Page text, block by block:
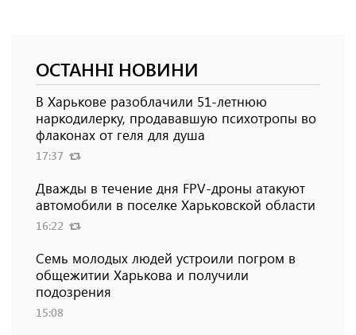
ОСТАННІ НОВИНИ
В Харькове разоблачили 51-летнюю
наркодилерку, продававшую психотропы во
флаконах от геля для душа
17:37
Дважды в течение дня FPV-дроны атакуют
автомобили в поселке Харьковской области
16:22
Семь молодых людей устроили погром в
общежитии Харькова и получили
подозрения
15:08